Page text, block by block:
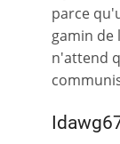
parce
gamin de
n'attend